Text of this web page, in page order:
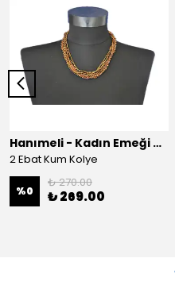
Hanımeli - Kadın Emeği Çarşısı
2 Ebat Kum Kolye
%0
₺ 270.00
₺ 269.00